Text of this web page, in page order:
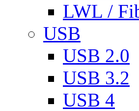
LWL /
USB
USB 2.0
USB 3.2
USB 4